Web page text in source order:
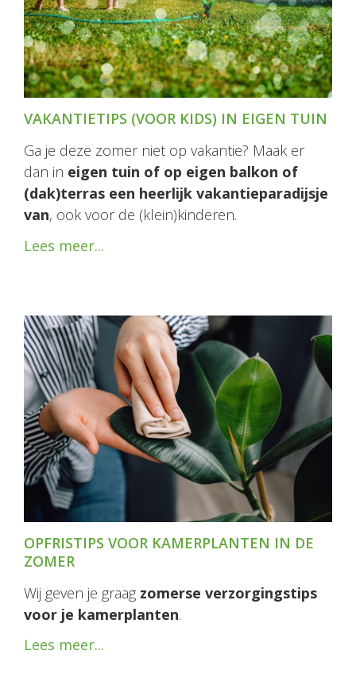
VAKANTIETIPS (VOOR KIDS) IN EIGEN TUIN
Ga je deze zomer niet op vakantie? Maak er
dan in eigen tuin of op eigen balkon of
(dak)terras een heerlijk vakantieparadijsje
van, ook voor de (klein)kinderen.
Lees meer...
OPFRISTIPS VOOR KAMERPLANTEN IN DE
ZOMER
Wij geven je graag zomerse verzorgingstips
voor je kamerplanten.
Lees meer...